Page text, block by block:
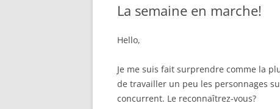
La semaine en marche!
Hello,
Je me suis fait surprendre comme la
de travailler un peu les personnages
concurrent. Le reconnaîtrez-vous?